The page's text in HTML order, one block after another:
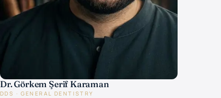
Dr. Görkem Şerif Karaman
DDS · GENERAL DENTISTRY